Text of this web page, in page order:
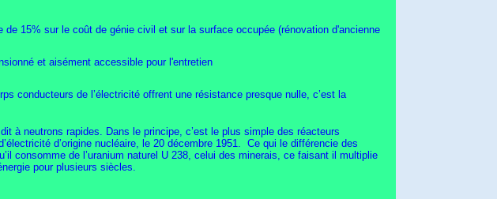
de 15% sur le coût de génie civil et sur la surface occupée (rénovation d'ancienne
et aisément accessible pour l'entretien
conducteurs de l’électricité offrent une résistance presque nulle, c’est la
à neutrons rapides. Dans le principe, c’est le plus simple des réacteurs
d’origine nucléaire, le 20 décembre 1951. Ce qui le différencie des
consomme de l’uranium naturel U 238, celui des minerais, ce faisant il multiplie
pour plusieurs siècles.